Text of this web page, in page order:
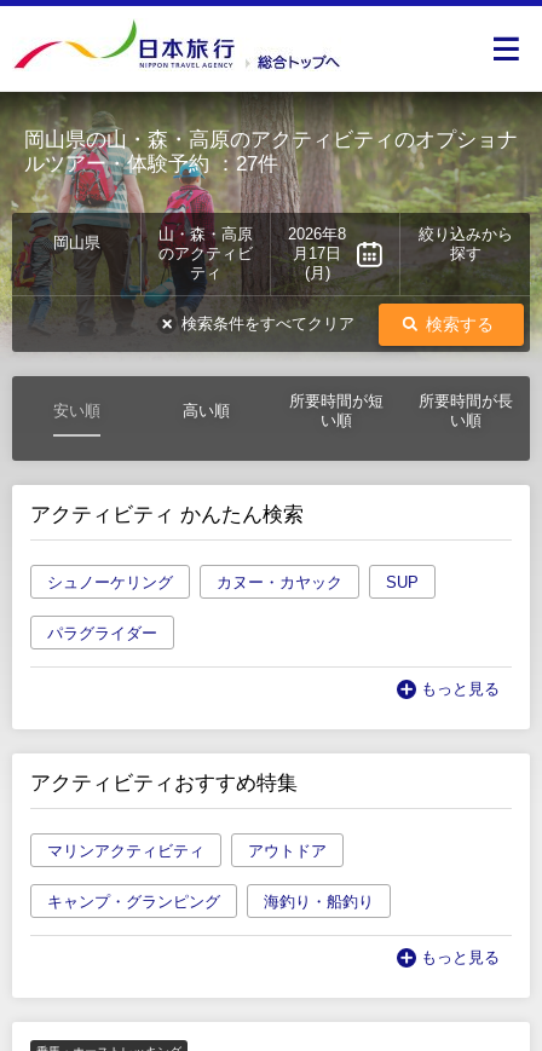
岡山県の山・森・高原のアクティビティのオプショナ
ルツアー・体験予約：27件
岡山県
山・森・高原
のアクティビ
ティ
2026年8
月17日
(月)
絞り込みから
探す
検索する
検索条件をすべてクリア
安い順 高い順
所要時間が短
い順
所要時間が長
い順
アクティビティ かんたん検索
シュノーケリング カヌー・カヤック SUP
パラグライダー
もっと見る
アクティビティおすすめ特集
マリンアクティビティ アウトドア
キャンプ・グランピング 海釣り・船釣り
もっと見る